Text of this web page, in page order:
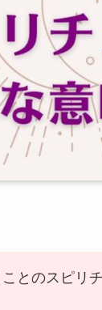
とのスピリ